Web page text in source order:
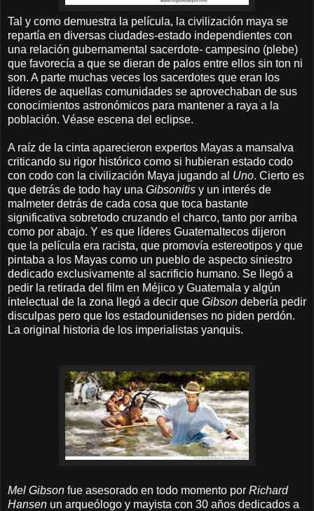
Tal y como demuestra la película, la civilización maya se
repartía en diversas ciudades-estado independientes con
una relación gubernamental sacerdote- campesino (plebe)
que favorecía a que se dieran de palos entre ellos sin ton ni
son. A parte muchas veces los sacerdotes que eran los
líderes de aquellas comunidades se aprovechaban de sus
conocimientos astronómicos para mantener a raya a la
población. Véase escena del eclipse.
A raíz de la cinta aparecieron expertos Mayas a mansalva
criticando su rigor histórico como si hubieran estado codo
con codo con la civilización Maya jugando al Uno. Cierto es
que detrás de todo hay una Gibsonitis y un interés de
malmeter detrás de cada cosa que toca bastante
significativa sobretodo cruzando el charco, tanto por arriba
como por abajo. Y es que líderes Guatemaltecos dijeron
que la película era racista, que promovía estereotipos y que
pintaba a los Mayas como un pueblo de aspecto siniestro
dedicado exclusivamente al sacrificio humano. Se llegó a
pedir la retirada del film en Méjico y Guatemala y algún
intelectual de la zona llegó a decir que Gibson debería pedir
disculpas pero que los estadounidenses no piden perdón.
La original historia de los imperialistas yanquis.
Mel Gibson fue asesorado en todo momento por Richard
Hansen un arqueólogo y mayista con 30 años dedicados a